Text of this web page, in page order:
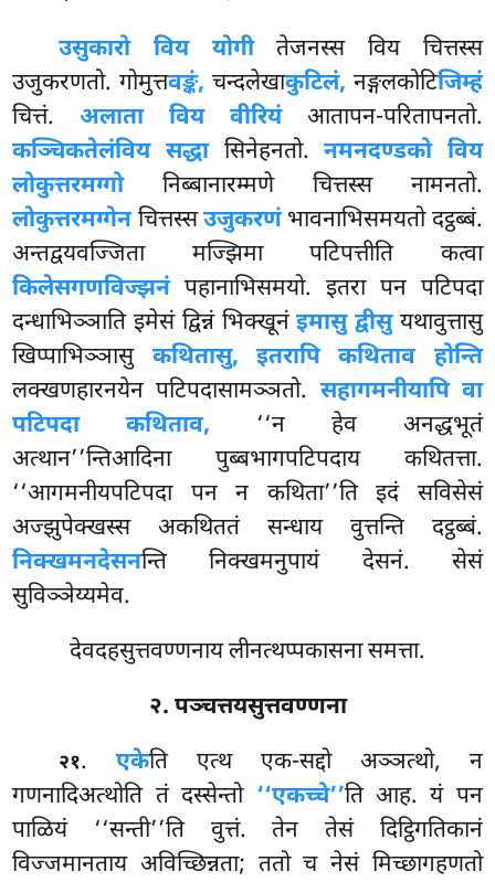
उसुकारो विय योगीतेजनस्स विय चित्तस्स
उजुकरणतो. गोमुत्तवङ्कं, चन्दलेखाकुटिलं, नङ्गलकोटिजिम्हं
चित्तं.अलाता विय वीरियंआतापन-परितापनतो.
कञ्चिकतेलंविय सद्धासिनेहनतो.नमनदण्डको विय
लोकुत्तरमग्गोनिब्बानारम्मणे चित्तस्स नामनतो.
लोकुत्तरमग्गेनचित्तस्सउजुकरणंभावनाभिसमयतो दट्ठब्बं.
अन्तद्वयवज्जिता मज्झिमा पटिपत्तीति कत्वा
किलेसगणविज्झनंपहानाभिसमयो. इतरा पन पटिपदा
दन्धाभिञ्ञाति इमेसं द्विन्नं भिक्खूनंइमासु द्वीसुयथावुत्तासु
खिप्पाभिञ्ञासु कथितासु, इतरापि कथिताव होन्ति
लक्खणहारनयेन पटिपदासामञ्ञतो. सहागमनीयापि वा
पटिपदा कथिताव, ‘‘न हेव अनद्धभूतं
अत्थान’’न्तिआदिना पुब्बभागपटिपदाय कथितत्ता.
‘‘आगमनीयपटिपदा पन न कथिता’’तिइदं सविसेसं
अज्झुपेक्खस्स अकथिततं सन्धाय वुत्तन्ति दट्ठब्बं.
निक्खमनदेसनन्ति निक्खमनुपायं देसनं. सेसं
सुविञ्ञेय्यमेव.
देवदहसुत्तवण्णनाय लीनत्थप्पकासना समत्ता.
२. पञ्चत्तयसुत्तवण्णना
२१. एकेति एत्थ एक-सद्दो अञ्ञत्थो, न
गणनादिअत्थोति तं दस्सेन्तो ‘‘एकच्चे’’ति आह. यं पन
पाळियं ‘‘सन्ती’’ति वुत्तं. तेन तेसं दिट्ठिगतिकानं
विज्जमानताय अविच्छिन्नता; ततो च नेसं मिच्छागहणतो